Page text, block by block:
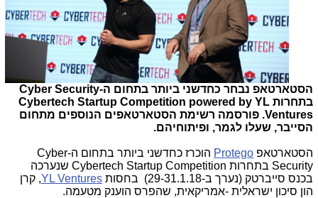
הסטארטאפ נבחר כחדשני ביותר בתחום ה-Cyber Security
בתחרות Cybertech Startup Competition powered by YL
Ventures. פורסמה רשימת הסטארטאפים הנוספים מתחום
הסייבר, שעלו לגמר, ופיתוחיהם.
הסטארטאפ Protego הוכרז כחדשני ביותר בתחום ה-Cyber
Security בתחרות Cybertech Startup Competition שנערכה
בכנס סייברטק (נערך ב-29-31.1.18) בחסות
YL Ventures, קרן
הון סיכון ישראלית -אמריקאית, שהפרס הוענק מטעמה.